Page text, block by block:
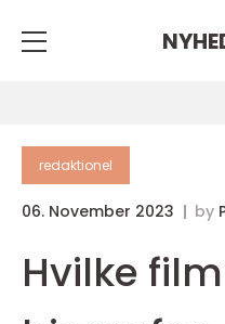
redaktionel
06. November 2023 by
Hvilke